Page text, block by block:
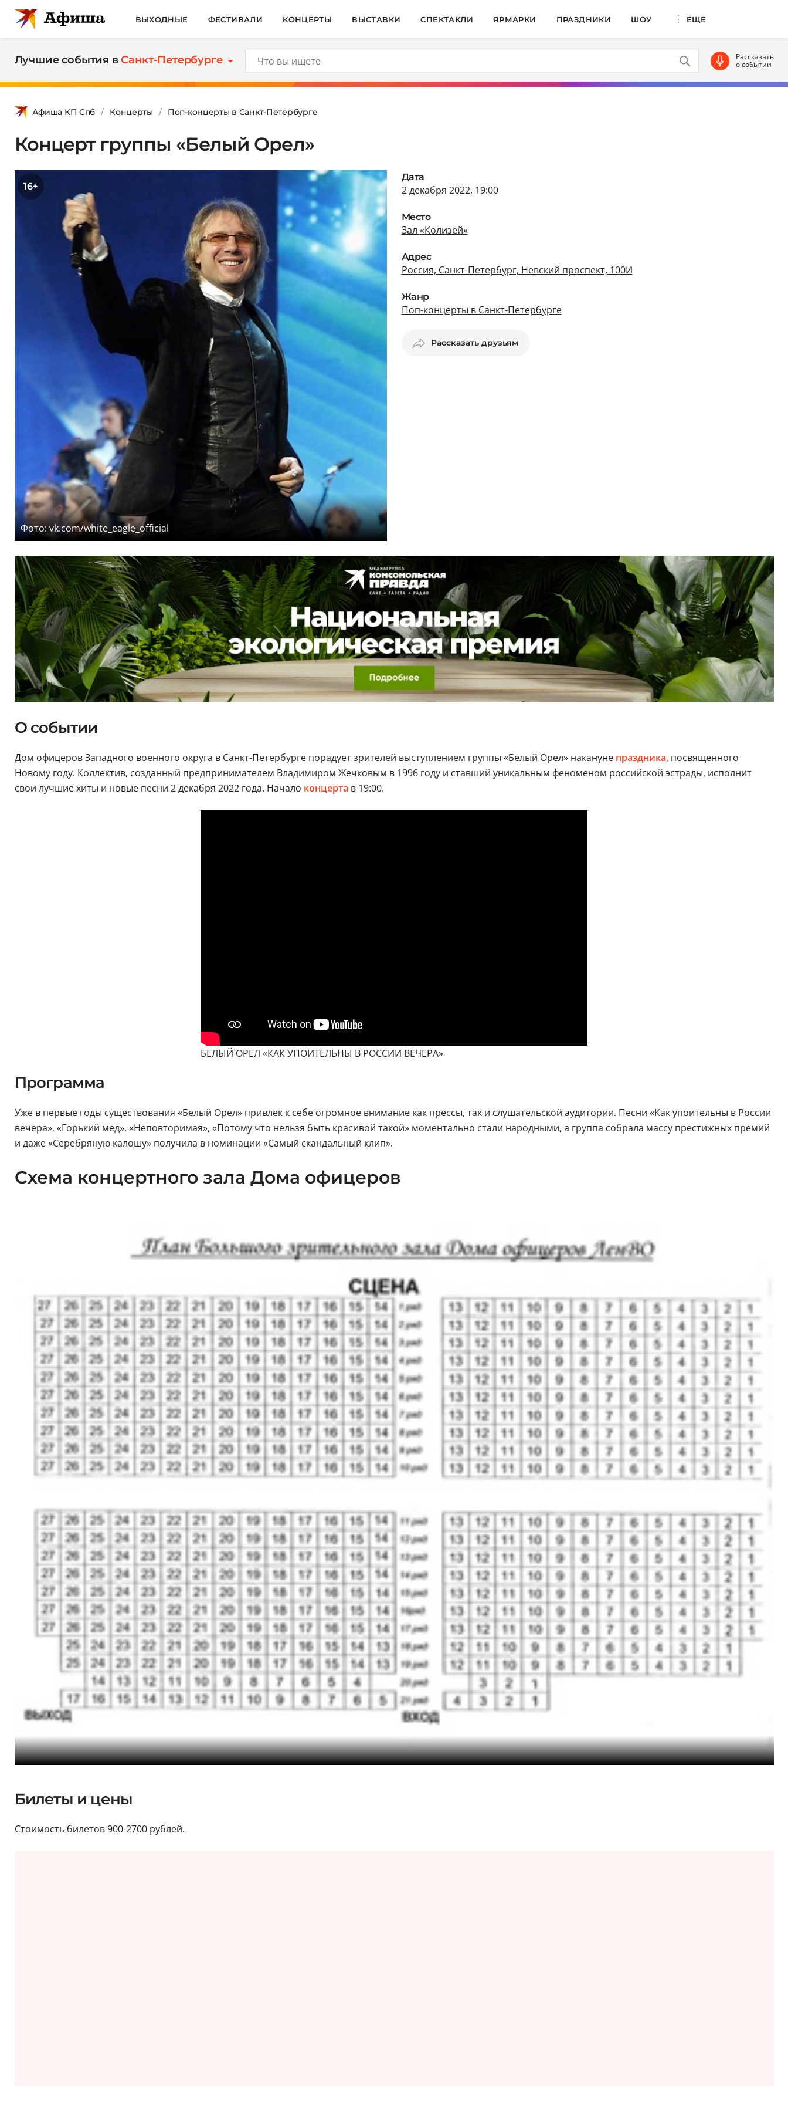
ВЫХОДНЫЕ ФЕСТИВАЛИ КОНЦЕРТЫ ВЫСТАВКИ СПЕКТАКЛИ ЯРМАРКИ ПРАЗДНИКИ ШОУ ЕЩЕ
Лучшие события вСанкт-Петербурге Рассказать
о событии
Афиша КП Спб Концерты Поп-концерты в Санкт-Петербурге
Концерт группы «Белый Орел»
16+
Фото: vk.com/white_eagle_official
Дата
2 декабря 2022, 19:00
Место
Зал «Колизей»
Адрес
Россия, Санкт-Петербург, Невский проспект, 100И
Жанр
Поп-концерты в Санкт-Петербурге
Рассказать друзьям
О событии
Дом офицеров Западного военного округа в Санкт-Петербурге порадует зрителей выступлением группы «Белый Орел» накануне праздника, посвященного
Новому году. Коллектив, созданный предпринимателем Владимиром Жечковым в 1996 году и ставший уникальным феноменом российской эстрады, исполнит
свои лучшие хиты и новые песни 2 декабря 2022 года. Начало концерта в 19:00.
БЕЛЫЙ ОРЕЛ «КАК УПОИТЕЛЬНЫ В РОССИИ ВЕЧЕРА»
Программа
Уже в первые годы существования «Белый Орел» привлек к себе огромное внимание как прессы, так и слушательской аудитории. Песни «Как упоительны в России
вечера», «Горький мед», «Неповторимая», «Потому что нельзя быть красивой такой» моментально стали народными, а группа собрала массу престижных премий
и даже «Серебряную калошу» получила в номинации «Самый скандальный клип».
Схема концертного зала Дома офицеров
Билеты и цены
Стоимость билетов 900-2700 рублей.